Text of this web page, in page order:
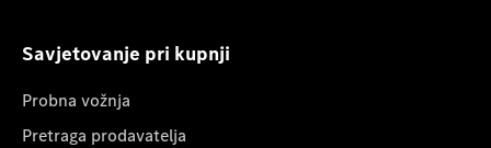
Savjetovanje pri kupnji
Probna vožnja
Pretraga prodavatelja